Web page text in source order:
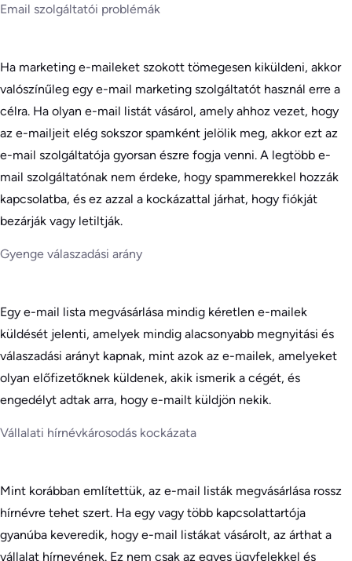
Email szolgáltatói problémák
Ha marketing e-maileket szokott tömegesen kiküldeni, akkor
valószínűleg egy e-mail marketing szolgáltatót használ erre a
célra. Ha olyan e-mail listát vásárol, amely ahhoz vezet, hogy
az e-mailjeit elég sokszor spamként jelölik meg, akkor ezt az
e-mail szolgáltatója gyorsan észre fogja venni. A legtöbb e-
mail szolgáltatónak nem érdeke, hogy spammerekkel hozzák
kapcsolatba, és ez azzal a kockázattal járhat, hogy fiókját
bezárják vagy letiltják.
Gyenge válaszadási arány
Egy e-mail lista megvásárlása mindig kéretlen e-mailek
küldését jelenti, amelyek mindig alacsonyabb megnyitási és
válaszadási arányt kapnak, mint azok az e-mailek, amelyeket
olyan előfizetőknek küldenek, akik ismerik a cégét, és
engedélyt adtak arra, hogy e-mailt küldjön nekik.
Vállalati hírnévkárosodás kockázata
Mint korábban említettük, az e-mail listák megvásárlása rossz
hírnévre tehet szert. Ha egy vagy több kapcsolattartója
gyanúba keveredik, hogy e-mail listákat vásárolt, az árthat a
vállalat hírnevének. Ez nem csak az egyes ügyfelekkel és